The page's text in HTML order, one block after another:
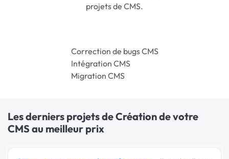
projets de CMS.
Correction de bugs CMS
Intégration CMS
Migration CMS
Les derniers projets de Création de votre
CMS au meilleur prix